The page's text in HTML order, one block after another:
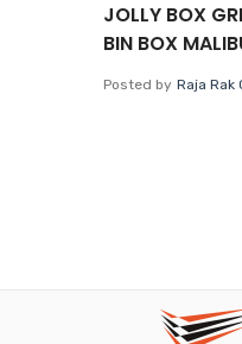
JOLLY BOX
BIN BOX
Posted by Raja Rak